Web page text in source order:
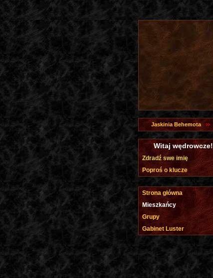
Jaskinia Behemota
Witaj wędrowcze!
Zdradź swe imię
Poproś o klucze
Strona główna
Mieszkańcy
Grupy
Gabinet Luster